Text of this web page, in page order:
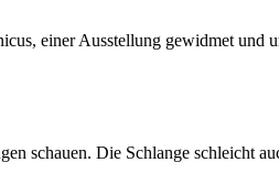
einer Ausstellung gewidmet und
schauen. Die Schlange schleicht